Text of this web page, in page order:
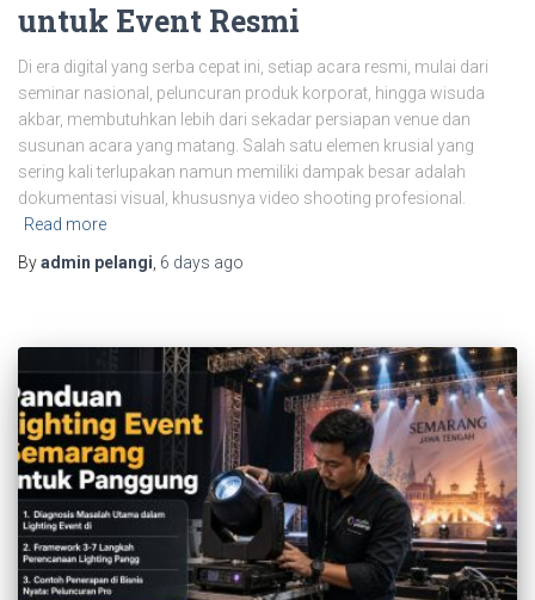
untuk Event Resmi
Di era digital yang serba cepat ini, setiap acara resmi, mulai dari
seminar nasional, peluncuran produk korporat, hingga wisuda
akbar, membutuhkan lebih dari sekadar persiapan venue dan
susunan acara yang matang. Salah satu elemen krusial yang
sering kali terlupakan namun memiliki dampak besar adalah
dokumentasi visual, khususnya video shooting profesional.
Read more
Byadmin pelangi 6 days ago